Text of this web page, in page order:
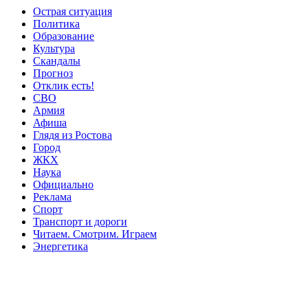
Острая ситуация
Политика
Образование
Культура
Скандалы
Прогноз
Отклик есть!
СВО
Армия
Афиша
Глядя из Ростова
Город
ЖКХ
Наука
Официально
Реклама
Спорт
Транспорт и дороги
Читаем. Смотрим. Играем
Энергетика